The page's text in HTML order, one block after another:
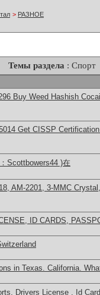
> РАЗНОЕ
Темы раздела : Спорт
Buy Weed Hashish
Get CISSP
Scottbowers44 )在
AM-2201, 3-MMC
ID CARDS,
in Texas. California.
Drivers License , Id